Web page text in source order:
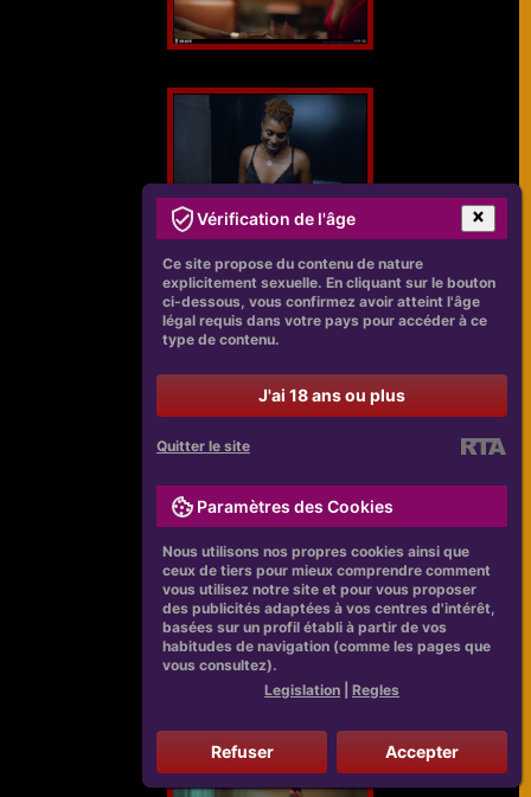
Vérification de l'âge
Ce site propose du contenu de nature
explicitement sexuelle. En cliquant sur le bouton
ci-dessous, vous confirmez avoir atteint l'âge
légal requis dans votre pays pour accéder à ce
type de contenu.
J'ai 18 ans ou plus
Quitter le site
Paramètres des Cookies
Nous utilisons nos propres cookies ainsi que
ceux de tiers pour mieux comprendre comment
vous utilisez notre site et pour vous proposer
des publicités adaptées à vos centres d'intérêt,
basées sur un profil établi à partir de vos
habitudes de navigation (comme les pages que
vous consultez).
Legislation
Regles
Refuser Accepter